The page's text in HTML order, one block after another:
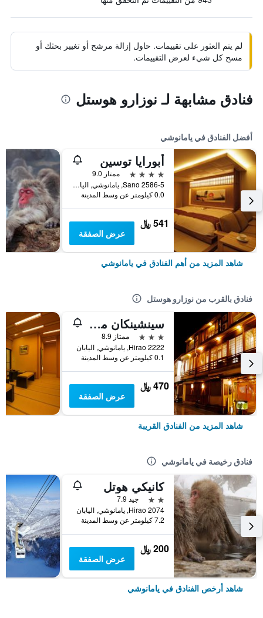
لم يتم العثور على تقييمات. حاول إزالة مرشح أو تغيير بحثك أو
مسح كل شيء لعرض التقييمات.
فنادق مشابهة لـ نوزارو هوستل
أفضل الفنادق في يامانوشي
أبورايا توسين
4 نجوم
ممتاز 9.0
2586-5 Sano, يامانوشي, اليابان
0.0 كيلومتر عن وسط المدينة
541 ﷼
عرض الصفقة
شاهد المزيد من أهم الفنادق في يامانوشي
فنادق بالقرب من نوزارو هوستل
سينشينكان ماتسويا
3 نجوم
ممتاز 8.9
Hirao 2222, يامانوشي, اليابان
0.1 كيلومتر عن وسط المدينة
470 ﷼
عرض الصفقة
شاهد المزيد من الفنادق القريبة
فنادق رخيصة في يامانوشي
كانيكي هوتل
2 نجمتين
جيد 7.9
2074 Hirao, يامانوشي, اليابان
7.2 كيلومتر عن وسط المدينة
200 ﷼
عرض الصفقة
شاهد أرخص الفنادق في يامانوشي